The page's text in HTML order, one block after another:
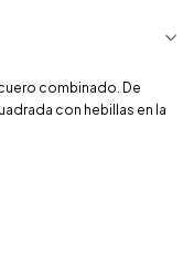
combinado. De
con hebillas en la